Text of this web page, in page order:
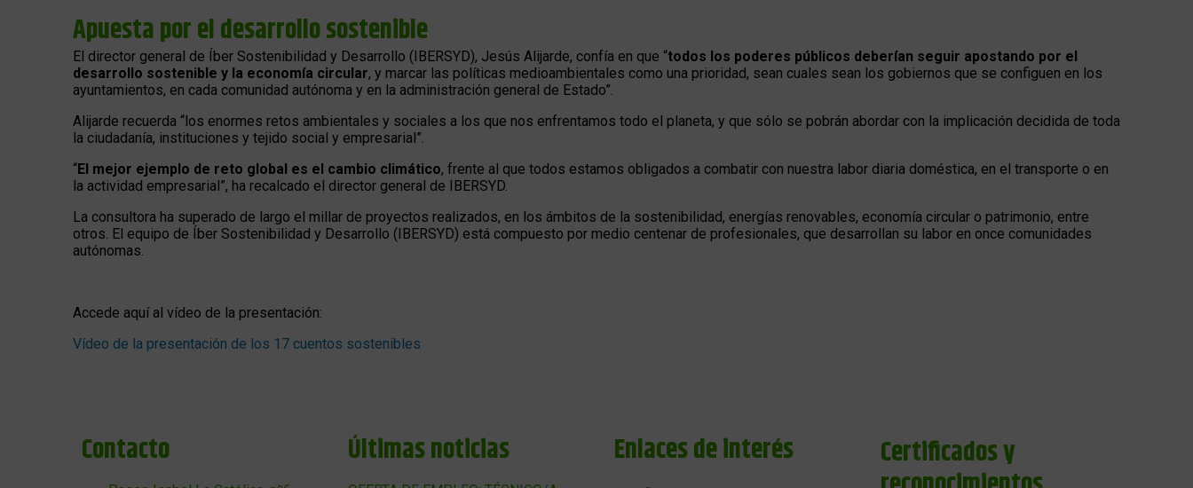
Apuesta por el desarrollo sostenible
El director general de Íber Sostenibilidad y Desarrollo (IBERSYD), Jesús Alijarde, confía en que “todos los poderes públicos deberían seguir apostando por el
desarrollo sostenible y la economía circular, y marcar las políticas medioambientales como una prioridad, sean cuales sean los gobiernos que se configuen en los
ayuntamientos, en cada comunidad autónoma y en la administración general de Estado”.
Alijarde recuerda “los enormes retos ambientales y sociales a los que nos enfrentamos todo el planeta, y que sólo se pobrán abordar con la implicación decidida de toda
la ciudadanía, instituciones y tejido social y empresarial”.
“El mejor ejemplo de reto global es el cambio climático, frente al que todos estamos obligados a combatir con nuestra labor diaria doméstica, en el transporte o en
la actividad empresarial”, ha recalcado el director general de IBERSYD.
La consultora ha superado de largo el millar de proyectos realizados, en los ámbitos de la sostenibilidad, energías renovables, economía circular o patrimonio, entre
otros. El equipo de Íber Sostenibilidad y Desarrollo (IBERSYD) está compuesto por medio centenar de profesionales, que desarrollan su labor en once comunidades
autónomas.
Accede aquí al vídeo de la presentación:
Vídeo de la presentación de los 17 cuentos sostenibles
Contacto Últimas noticias Enlaces de interés
Certificados y